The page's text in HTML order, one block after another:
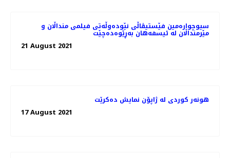
سیوچوارەمین فێستیڤاڵی نێودەوڵەتی فیلمی منداڵان و
مێرمنداڵان لە ئیسفەهان بەڕێوەدەچێت
21 August 2021
هونەر کوردی لە ژاپۆن نمایش دەکرێت
17 August 2021